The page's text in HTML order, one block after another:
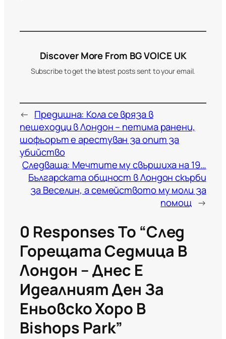
Discover More From BG VOICE UK
Subscribe to get the latest posts sent to your email.
← Предишна: Кола се вряза в
пешеходци в Лондон – петима ранени,
шофьорът е арестуван за опит за
убийство
Следваща: Мечтите му свършиха на 19…
Българската общност в Лондон скърби
за Веселин, а семейството му моли за
помощ →
0 Responses To “След
Горещата Седмица В
Лондон – Днес Е
Идеалният Ден За
Еньовско Хоро В
Bishops Park”